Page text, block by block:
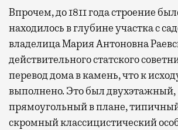
Впрочем, до 1811 года строение
находилось в глубине участка с
владелица Мария Антоновна
действительного статского
перевод дома в камень, что к
выполнено. Это был двухэтажный,
прямоугольный в плане,
скромный классицистический